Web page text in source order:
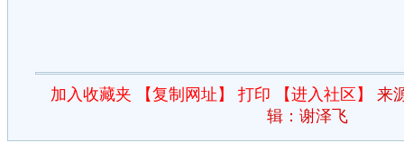
加入收藏夹 【复制网址】 打印 【进入社区】
来
辑：谢泽飞